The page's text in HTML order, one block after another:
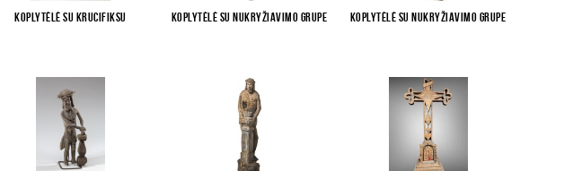
Koplytėlė su krucifiksu Koplytėlė su Nukryžiavimo grupe Koplytėlė su Nukryžiavimo grupe